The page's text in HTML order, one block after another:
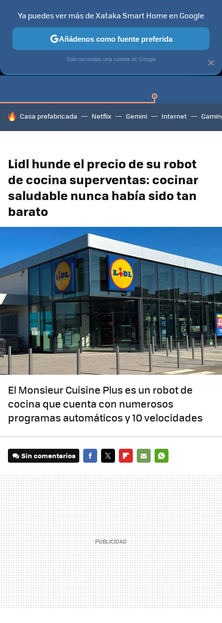
GUÍAS DE COMPRA CAZANDO GANGAS OFERTAS EN
HOY SE HABLA DE
Casa prefabricada Netflix Gemini Internet
Lidl hunde el precio de su robot
de cocina superventas: cocinar
saludable nunca había sido tan
barato
El Monsieur Cuisine Plus es un robot de
cocina que cuenta con numerosos
programas automáticos y 10 velocidades
Sin comentarios
MAIL
×
Ya puedes ver más de Xataka Smart Home en Google
Añádenos como fuente preferida
Solo necesitas una cuenta de Google